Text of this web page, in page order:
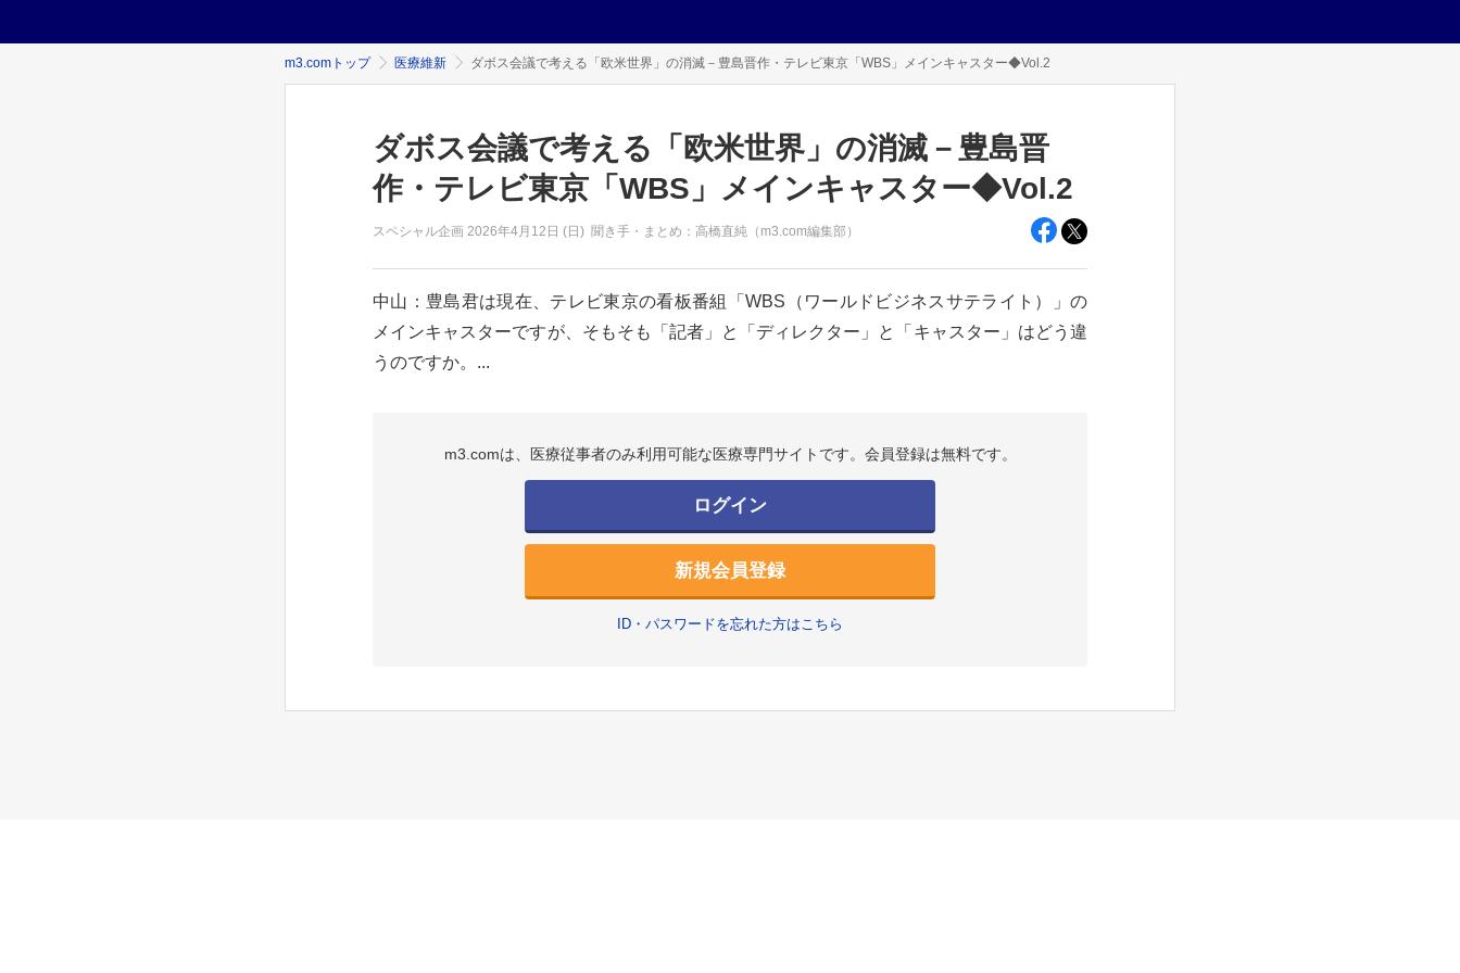
m3.comトップ 医療維新 ダボス会議で考える「欧米世界」の消滅－豊島晋作・テレビ東京「WBS」メインキャスター◆Vol.2
ダボス会議で考える「欧米世界」の消滅－豊島晋
作・テレビ東京「WBS」メインキャスター◆Vol.2
スペシャル企画 2026年4月12日 (日) 聞き手・まとめ：高橋直純（m3.com編集部）
中山：豊島君は現在、テレビ東京の看板番組「WBS（ワールドビジネスサテライト）」の
メインキャスターですが、そもそも「記者」と「ディレクター」と「キャスター」はどう違
うのですか。...
m3.comは、医療従事者のみ利用可能な医療専門サイトです。会員登録は無料です。
ログイン
新規会員登録
ID・パスワードを忘れた方はこちら